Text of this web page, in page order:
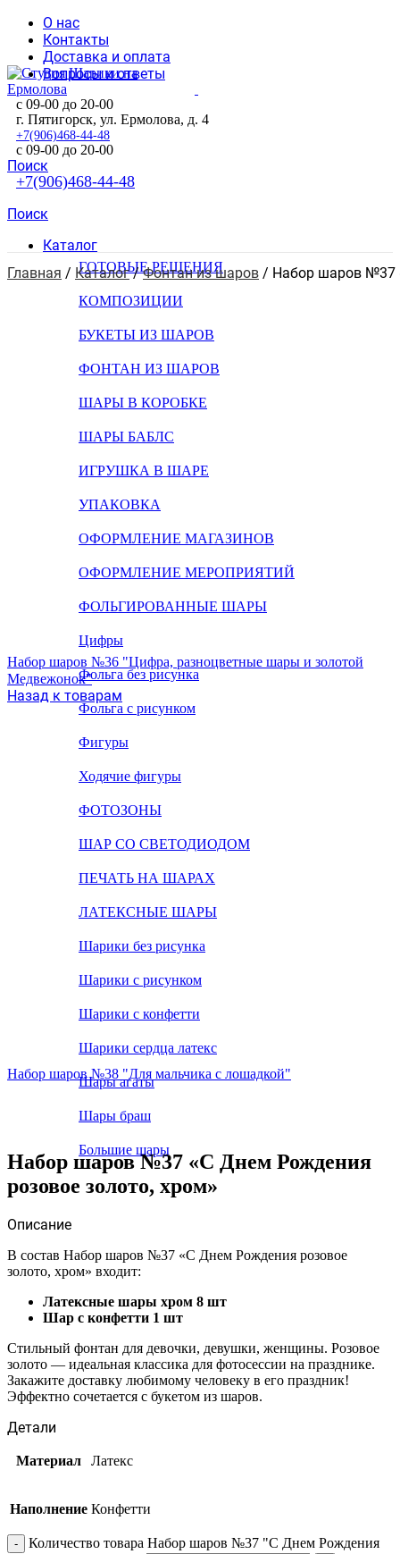
О нас
Контакты
Доставка и оплата
Вопросы и ответы
с 09-00 до 20-00
+7(906)468-44-48
Поиск
г. Пятигорск, ул. Ермолова, д. 4
с 09-00 до 20-00
+7(906)468-44-48
Поиск
Каталог
ГОТОВЫЕ РЕШЕНИЯ
КОМПОЗИЦИИ
БУКЕТЫ ИЗ ШАРОВ
ФОНТАН ИЗ ШАРОВ
ШАРЫ В КОРОБКЕ
ШАРЫ БАБЛС
ИГРУШКА В ШАРЕ
УПАКОВКА
ОФОРМЛЕНИЕ МАГАЗИНОВ
ОФОРМЛЕНИЕ МЕРОПРИЯТИЙ
ФОЛЬГИРОВАННЫЕ ШАРЫ
Цифры
Фольга без рисунка
Фольга с рисунком
Фигуры
Ходячие фигуры
ФОТОЗОНЫ
ШАР СО СВЕТОДИОДОМ
ПЕЧАТЬ НА ШАРАХ
ЛАТЕКСНЫЕ ШАРЫ
Шарики без рисунка
Шарики с рисунком
Шарики с конфетти
Шарики сердца латекс
Шары агаты
Шары браш
Большие шары
Главная / Каталог / Фонтан из шаров / Набор шаров №37
Набор шаров №36 "Цифра, разноцветные шары и золотой
Медвежонок"
Назад к товарам
Набор шаров №38 "Для мальчика с лошадкой"
Набор шаров №37 «С Днем Рождения
розовое золото, хром»
Описание
В состав Набор шаров №37 «С Днем Рождения розовое
золото, хром» входит:
Латексные шары хром 8 шт
Шар с конфетти 1 шт
Стильный фонтан для девочки, девушки, женщины. Розовое
золото — идеальная классика для фотосессии на празднике.
Закажите доставку любимому человеку в его праздник!
Эффектно сочетается с букетом из шаров.
Детали
Материал Латекс
Наполнение Конфетти
Количество товара Набор шаров №37 "С Днем Рождения